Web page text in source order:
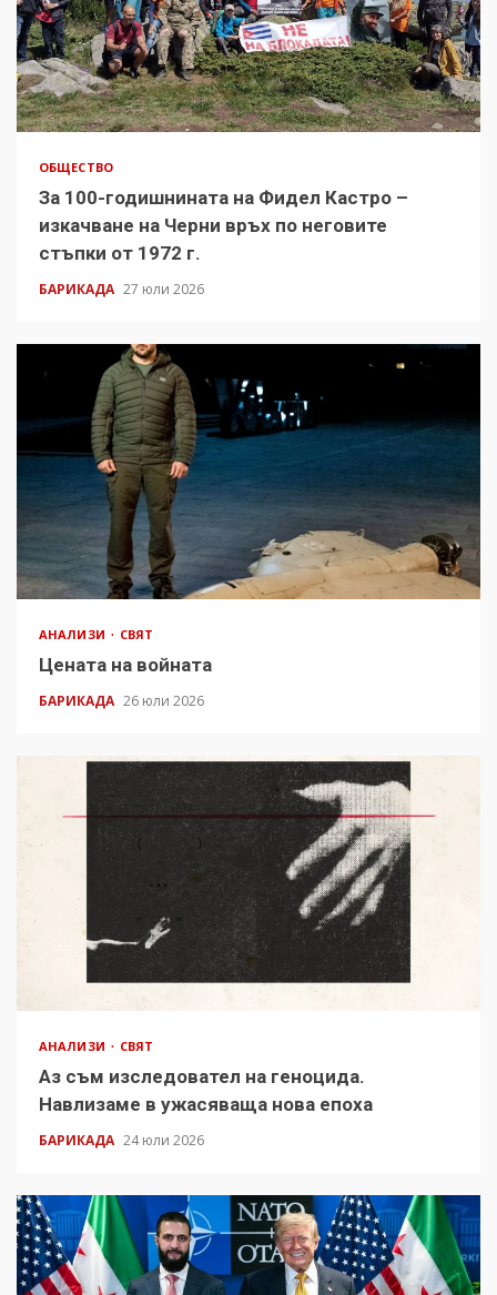
ОБЩЕСТВО
За 100-годишнината на Фидел Кастро –
изкачване на Черни връх по неговите
стъпки от 1972 г.
БАРИКАДА 27 юли 2026
АНАЛИЗИ СВЯТ
Цената на войната
БАРИКАДА 26 юли 2026
АНАЛИЗИ СВЯТ
Аз съм изследовател на геноцида.
Навлизаме в ужасяваща нова епоха
БАРИКАДА 24 юли 2026